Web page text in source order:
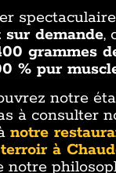
demande,
grammes
% pur
notre
à consulter
notre
à
notre